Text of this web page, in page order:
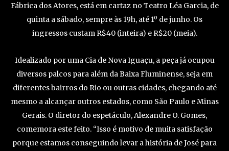
Fábrica dos Atores, está em cartaz no Teatro Léa Garcia, de
quinta a sábado, sempre às 19h, até 1º de junho. Os
ingressos custam R$40 (inteira) e R$20 (meia).
Idealizado por uma Cia de Nova Iguaçu, a peça já ocupou
diversos palcos para além da Baixa Fluminense, seja em
diferentes bairros do Rio ou outras cidades, chegando até
mesmo a alcançar outros estados, como São Paulo e Minas
Gerais. O diretor do espetáculo, Alexandre O. Gomes,
comemora este feito. “Isso é motivo de muita satisfação
porque estamos conseguindo levar a história de José para